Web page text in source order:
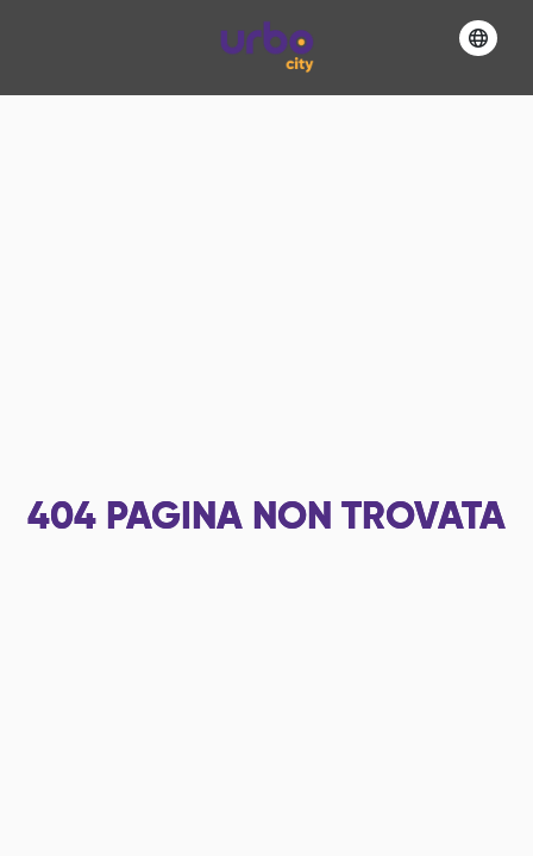
404 PAGINA NON TROVATA